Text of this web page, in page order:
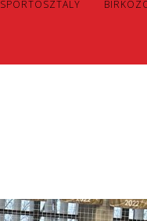
SPORTOSZTÁLY